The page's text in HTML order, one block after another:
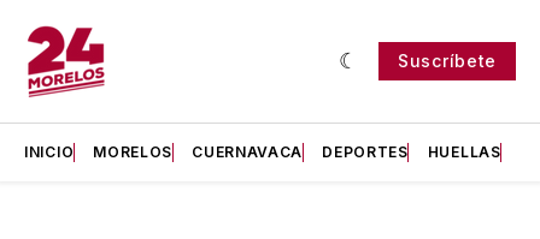
Suscríbete
INICIO MORELOS CUERNAVACA DEPORTES HUELLAS